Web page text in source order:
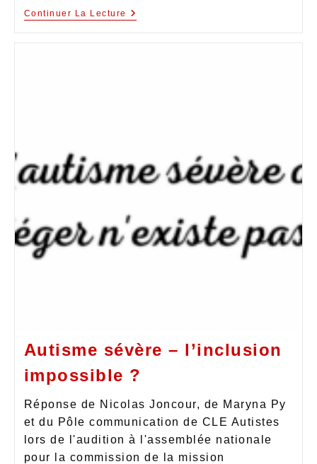
Continuer La Lecture
Autisme sévère – l’inclusion
impossible ?
Réponse de Nicolas Joncour, de Maryna Py
et du Pôle communication de CLE Autistes
lors de l'audition à l'assemblée nationale
pour la commission de la mission